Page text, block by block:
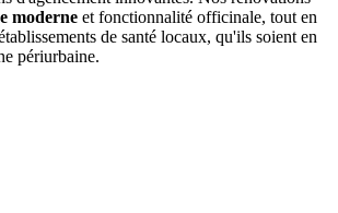
moderne et fonctionnalité officinale, tout en
de santé locaux, qu'ils soient en
périurbaine.